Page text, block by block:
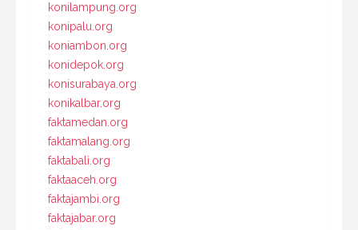
konilampung.org
konipalu.org
koniambon.org
konidepok.org
konisurabaya.org
konikalbar.org
faktamedan.org
faktamalang.org
faktabali.org
faktaaceh.org
faktajambi.org
faktajabar.org